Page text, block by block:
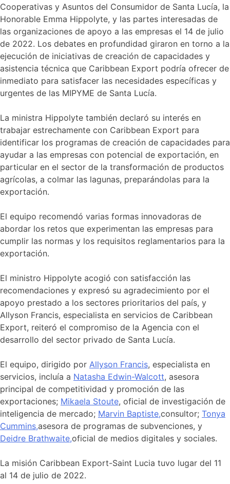
Cooperativas y Asuntos del Consumidor de Santa Lucía, la
Honorable Emma Hippolyte, y las partes interesadas de
las organizaciones de apoyo a las empresas el 14 de julio
de 2022. Los debates en profundidad giraron en torno a la
ejecución de iniciativas de creación de capacidades y
asistencia técnica que Caribbean Export podría ofrecer de
inmediato para satisfacer las necesidades específicas y
urgentes de las MIPYME de Santa Lucía.
La ministra Hippolyte también declaró su interés en
trabajar estrechamente con Caribbean Export para
identificar los programas de creación de capacidades para
ayudar a las empresas con potencial de exportación, en
particular en el sector de la transformación de productos
agrícolas, a colmar las lagunas, preparándolas para la
exportación.
El equipo recomendó varias formas innovadoras de
abordar los retos que experimentan las empresas para
cumplir las normas y los requisitos reglamentarios para la
exportación.
El ministro Hippolyte acogió con satisfacción las
recomendaciones y expresó su agradecimiento por el
apoyo prestado a los sectores prioritarios del país, y
Allyson Francis, especialista en servicios de Caribbean
Export, reiteró el compromiso de la Agencia con el
desarrollo del sector privado de Santa Lucía.
El equipo, dirigido por Allyson Francis, especialista en
servicios, incluía a Natasha Edwin-Walcott, asesora
principal de competitividad y promoción de las
exportaciones; Mikaela Stoute, oficial de investigación de
inteligencia de mercado; Marvin Baptiste,consultor; Tonya
Cummins,asesora de programas de subvenciones, y
Deidre Brathwaite,oficial de medios digitales y sociales.
La misión Caribbean Export-Saint Lucia tuvo lugar del 11
al 14 de julio de 2022.